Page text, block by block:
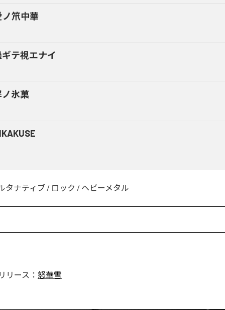
ノ笊中華
テ視エナイ
氷菓
タナティブ / ロック / ヘビーメタル
リース： 怒華雪